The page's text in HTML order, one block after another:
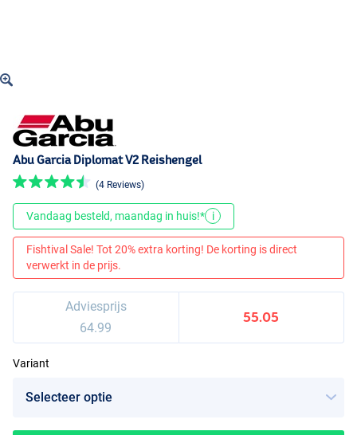
Abu Garcia Diplomat V2 Reishengel
(4 Reviews)
Vandaag besteld, maandag in huis!* i
Fishtival Sale! Tot 20% extra korting! De korting is direct
verwerkt in de prijs.
Adviesprijs
64.99
55.05
Variant